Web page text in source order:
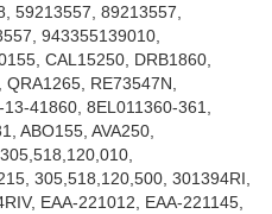
59213557, 89213557,
943355139010,
CAL15250, DRB1860,
RE73547N,
41860, 8EL011360-361,
ABO155, AVA250,
305,518,120,500, 301394RI,
ЕАА-221012, ЕАА-221145,